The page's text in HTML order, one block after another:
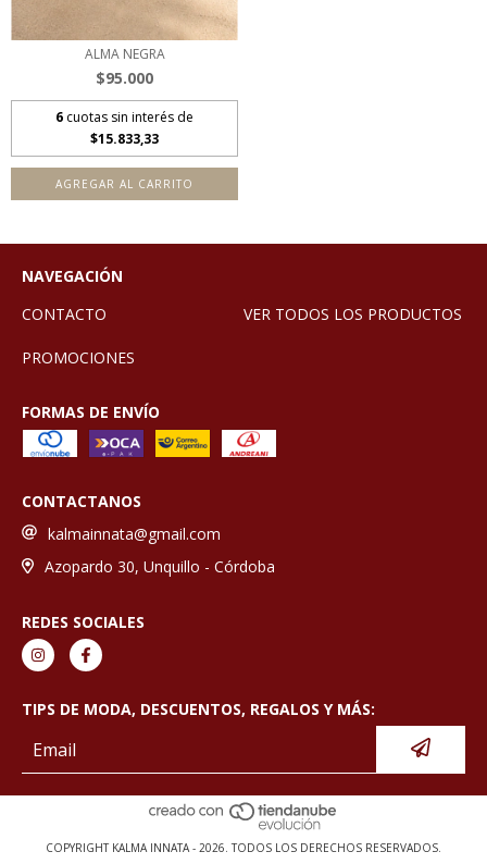
ALMA NEGRA
$95.000
6 cuotas sin interés de
$15.833,33
AGREGAR AL CARRITO
NAVEGACIÓN
CONTACTO
VER TODOS LOS PRODUCTOS
PROMOCIONES
FORMAS DE ENVÍO
CONTACTANOS
kalmainnata@gmail.com
Azopardo 30, Unquillo - Córdoba
REDES SOCIALES
TIPS DE MODA, DESCUENTOS, REGALOS Y MÁS:
COPYRIGHT KALMA INNATA - 2026. TODOS LOS DERECHOS RESERVADOS.